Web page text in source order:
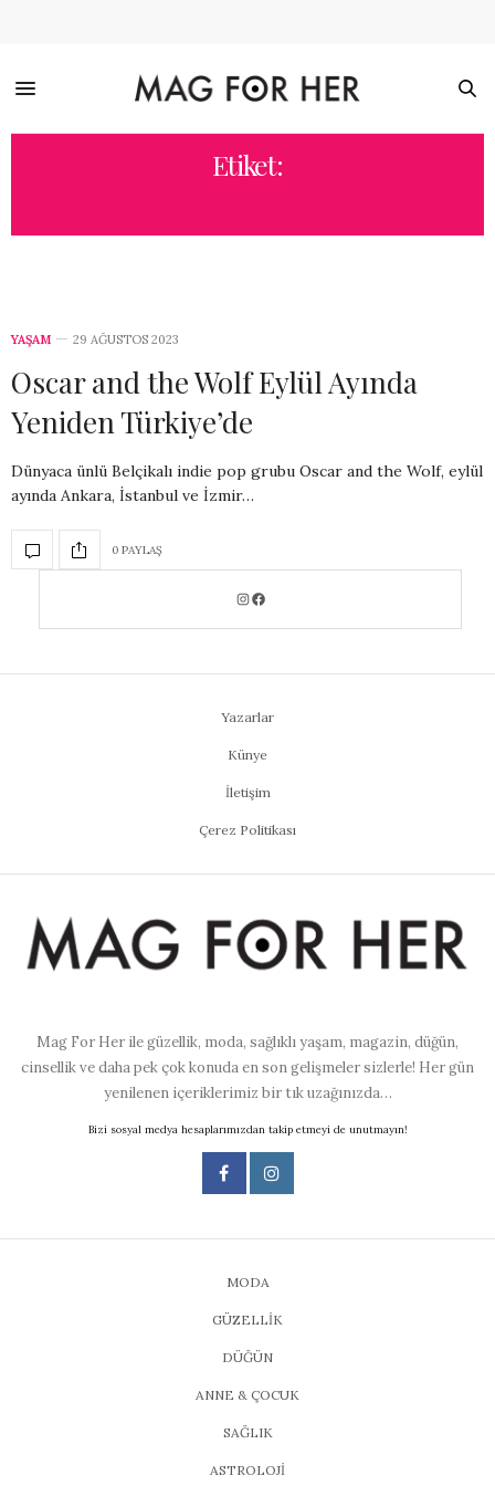
Etiket:
YAŞAM 29 AĞUSTOS 2023
Oscar and the Wolf Eylül Ayında
Yeniden Türkiye’de
Dünyaca ünlü Belçikalı indie pop grubu Oscar and the Wolf, eylül
ayında Ankara, İstanbul ve İzmir…
0 PAYLAŞ
Yazarlar
Künye
İletişim
Çerez Politikası
Mag For Her ile güzellik, moda, sağlıklı yaşam, magazin, düğün,
cinsellik ve daha pek çok konuda en son gelişmeler sizlerle! Her gün
yenilenen içeriklerimiz bir tık uzağınızda…
Bizi sosyal medya hesaplarımızdan takip etmeyi de unutmayın!
MODA
GÜZELLİK
DÜĞÜN
ANNE & ÇOCUK
SAĞLIK
ASTROLOJİ